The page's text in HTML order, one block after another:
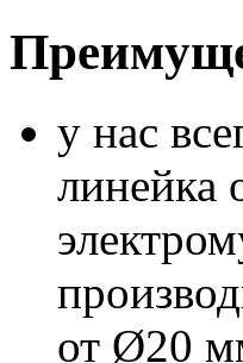
у нас
линейка
от Ø20